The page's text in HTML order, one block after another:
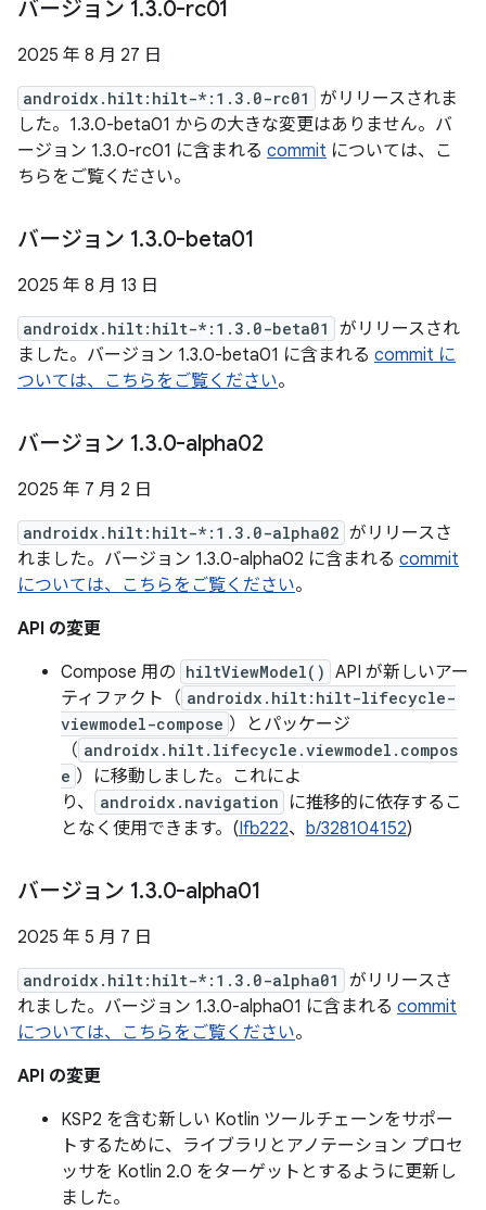
バージョン 1.3.0-rc01
2025 年 8 月 27 日
androidx.hilt:hilt-*:1.3.0-rc01
がリリースされま
した。1.3.0-beta01 からの大きな変更はありません。バ
ージョン 1.3.0-rc01 に含まれる commit については、こ
ちらをご覧ください。
バージョン 1.3.0-beta01
2025 年 8 月 13 日
androidx.hilt:hilt-*:1.3.0-beta01
がリリースされ
ました。バージョン 1.3.0-beta01 に含まれる commit に
ついては、こちらをご覧ください。
バージョン 1.3.0-alpha02
2025 年 7 月 2 日
androidx.hilt:hilt-*:1.3.0-alpha02 がリリースさ
れました。バージョン 1.3.0-alpha02 に含まれる commit
については、こちらをご覧ください。
API の変更
Compose 用の hiltViewModel() API が新しいアー
ティファクト（ androidx.hilt:hilt-lifecycle-
viewmodel-compose ）とパッケージ
（ androidx.hilt.lifecycle.viewmodel.compos
e ）に移動しました。これによ
り、
androidx.navigation
に推移的に依存するこ
となく使用できます。(Ifb222、 b/328104152)
バージョン 1.3.0-alpha01
2025 年 5 月 7 日
androidx.hilt:hilt-*:1.3.0-alpha01
がリリースさ
れました。バージョン 1.3.0-alpha01 に含まれる commit
については、こちらをご覧ください。
API の変更
KSP2 を含む新しい Kotlin ツールチェーンをサポー
トするために、ライブラリとアノテーション プロセ
ッサを Kotlin 2.0 をターゲットとするように更新し
ました。